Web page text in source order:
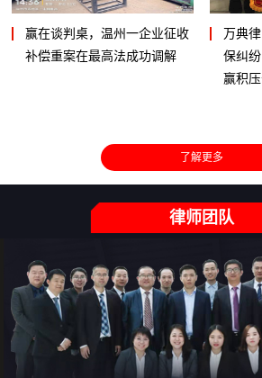
赢在谈判桌，温州一企业征收
补偿重案在最高法成功调解
万典
保纠
赢积
了解更多
律师团队